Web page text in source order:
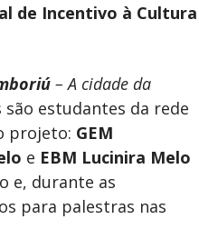
de Incentivo à Cultura
– A cidade da
são estudantes da rede
projeto: GEM
e EBM Lucinira Melo
e, durante as
para palestras nas